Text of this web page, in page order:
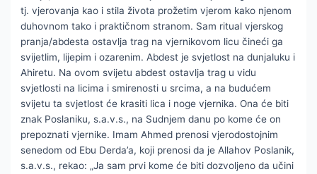
tj. vjerovanja kao i stila života prožetim vjerom kako njenom
duhovnom tako i praktičnom stranom. Sam ritual vjerskog
pranja/abdesta ostavlja trag na vjernikovom licu čineći ga
svijetlim, lijepim i ozarenim. Abdest je svjetlost na dunjaluku i
Ahiretu. Na ovom svijetu abdest ostavlja trag u vidu
svjetlosti na licima i smirenosti u srcima, a na budućem
svijetu ta svjetlost će krasiti lica i noge vjernika. Ona će biti
znak Poslaniku, s.a.v.s., na Sudnjem danu po kome će on
prepoznati vjernike. Imam Ahmed prenosi vjerodostojnim
senedom od Ebu Derda’a, koji prenosi da je Allahov Poslanik,
s.a.v.s., rekao: „Ja sam prvi kome će biti dozvoljeno da učini